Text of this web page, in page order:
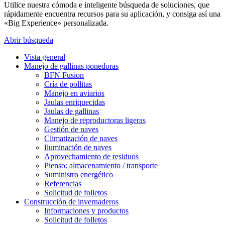
Utilice nuestra cómoda e inteligente búsqueda de soluciones, que
rápidamente encuentra recursos para su aplicación, y consiga así una
«Big Experience» personalizada.
Abrir búsqueda
Vista general
Manejo de gallinas ponedoras
BFN Fusion
Cría de pollitas
Manejo en aviarios
Jaulas enriquecidas
Jaulas de gallinas
Manejo de reproductoras ligeras
Gestión de naves
Climatización de naves
Iluminación de naves
Aprovechamiento de residuos
Pienso: almacenamiento / transporte
Suministro energético
Referencias
Solicitud de folletos
Construcción de invernaderos
Informaciones y productos
Solicitud de folletos